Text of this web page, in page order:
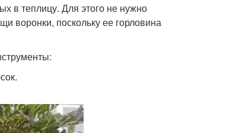
в теплицу. Для этого не нужно
воронки, поскольку ее горловина